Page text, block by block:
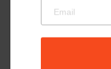
5
福特